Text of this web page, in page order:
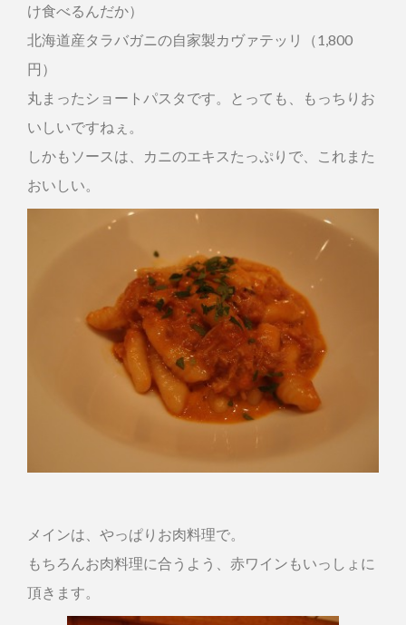
け食べるんだか）
北海道産タラバガニの自家製カヴァテッリ（1,800
円）
丸まったショートパスタです。とっても、もっちりお
いしいですねぇ。
しかもソースは、カニのエキスたっぷりで、これまた
おいしい。
メインは、やっぱりお肉料理で。
もちろんお肉料理に合うよう、赤ワインもいっしょに
頂きます。